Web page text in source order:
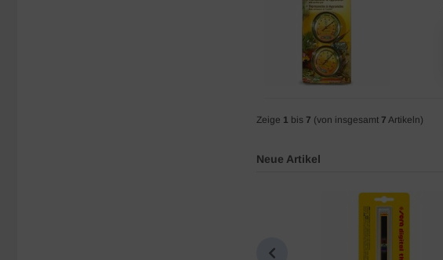
Zeige 1 bis 7 (von insgesamt 7 Artikeln)
Neue Artikel